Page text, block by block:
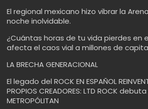
El regional mexicano hizo vibrar la
noche inolvidable.
¿Cuántas horas de tu vida pierdes en
afecta el caos vial a millones de
LA BRECHA GENERACIONAL
El legado del ROCK EN ESPAÑOL
PROPIOS CREADORES: LTD ROCK debuta
METROPÓLITAN